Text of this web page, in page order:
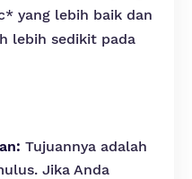
yang lebih baik dan
lebih sedikit pada
Tujuannya adalah
Jika Anda